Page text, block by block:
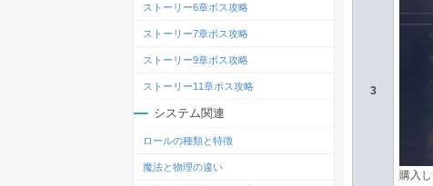
3
購入
ストーリー6章ボス攻略
ストーリー7章ボス攻略
ストーリー9章ボス攻略
ストーリー11章ボス攻略
システム関連
ロールの種類と特徴
魔法と物理の違い